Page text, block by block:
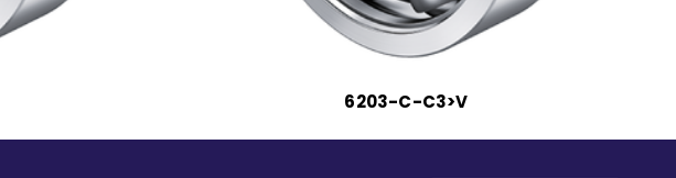
6203-C-C3>V